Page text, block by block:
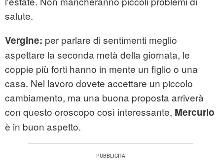
salute.
Vergine: per parlare di sentimenti meglio
aspettare la seconda metà della giornata, le
coppie più forti hanno in mente un figlio o una
casa. Nel lavoro dovete accettare un piccolo
cambiamento, ma una buona proposta arriverà
con questo oroscopo così interessante, Mercurio
è in buon aspetto.